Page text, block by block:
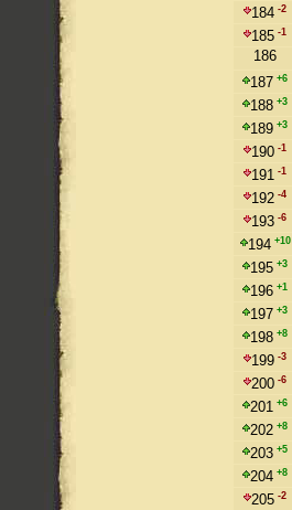
184 -2
185 -1
186
187 +6
188 +3
189 +3
190 -1
191 -1
192 -4
193 -6
194 +10
195 +3
196 +1
197 +3
198 +8
199 -3
200 -6
201 +6
202 +8
203 +5
204 +8
205 -2